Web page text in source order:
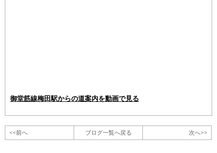
御堂筋線梅田駅からの道案内を動画で見る
<<前へ ブログ一覧へ戻る 次へ>>